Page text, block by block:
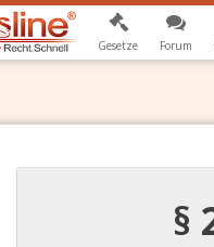
Gesetze Forum
§